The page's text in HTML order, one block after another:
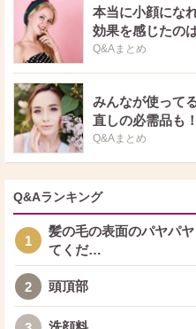
本当に小顔にな
効果を感じたの
Q&Aまとめ
みんなが使って
直しの必需品も！
Q&Aまとめ
Q&Aランキング
1
髪の毛の表面のパヤパ
てくだ…
2 頭頂部